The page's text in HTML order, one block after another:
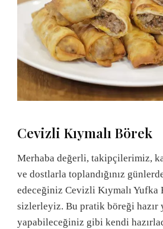
Cevizli Kıymalı Börek
Merhaba değerli, takipçilerimiz,
ve dostlarla toplandığınız
edeceğiniz Cevizli Kıymalı
sizlerleyiz. Bu pratik böreği hazır
yapabileceğiniz gibi kendi